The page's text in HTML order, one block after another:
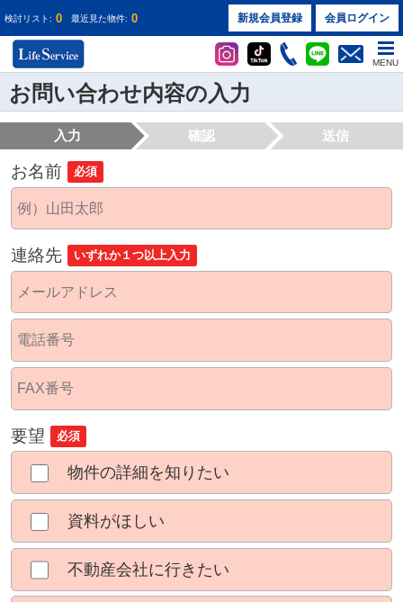
検討リスト: 0 最近見た物件: 0 新規会員登録 会員ログイン
MENU
お問い合わせ内容の入力
入力 確認 送信
お名前 必須
連絡先 いずれか１つ以上入力
要望 必須
物件の詳細を知りたい
資料がほしい
不動産会社に行きたい